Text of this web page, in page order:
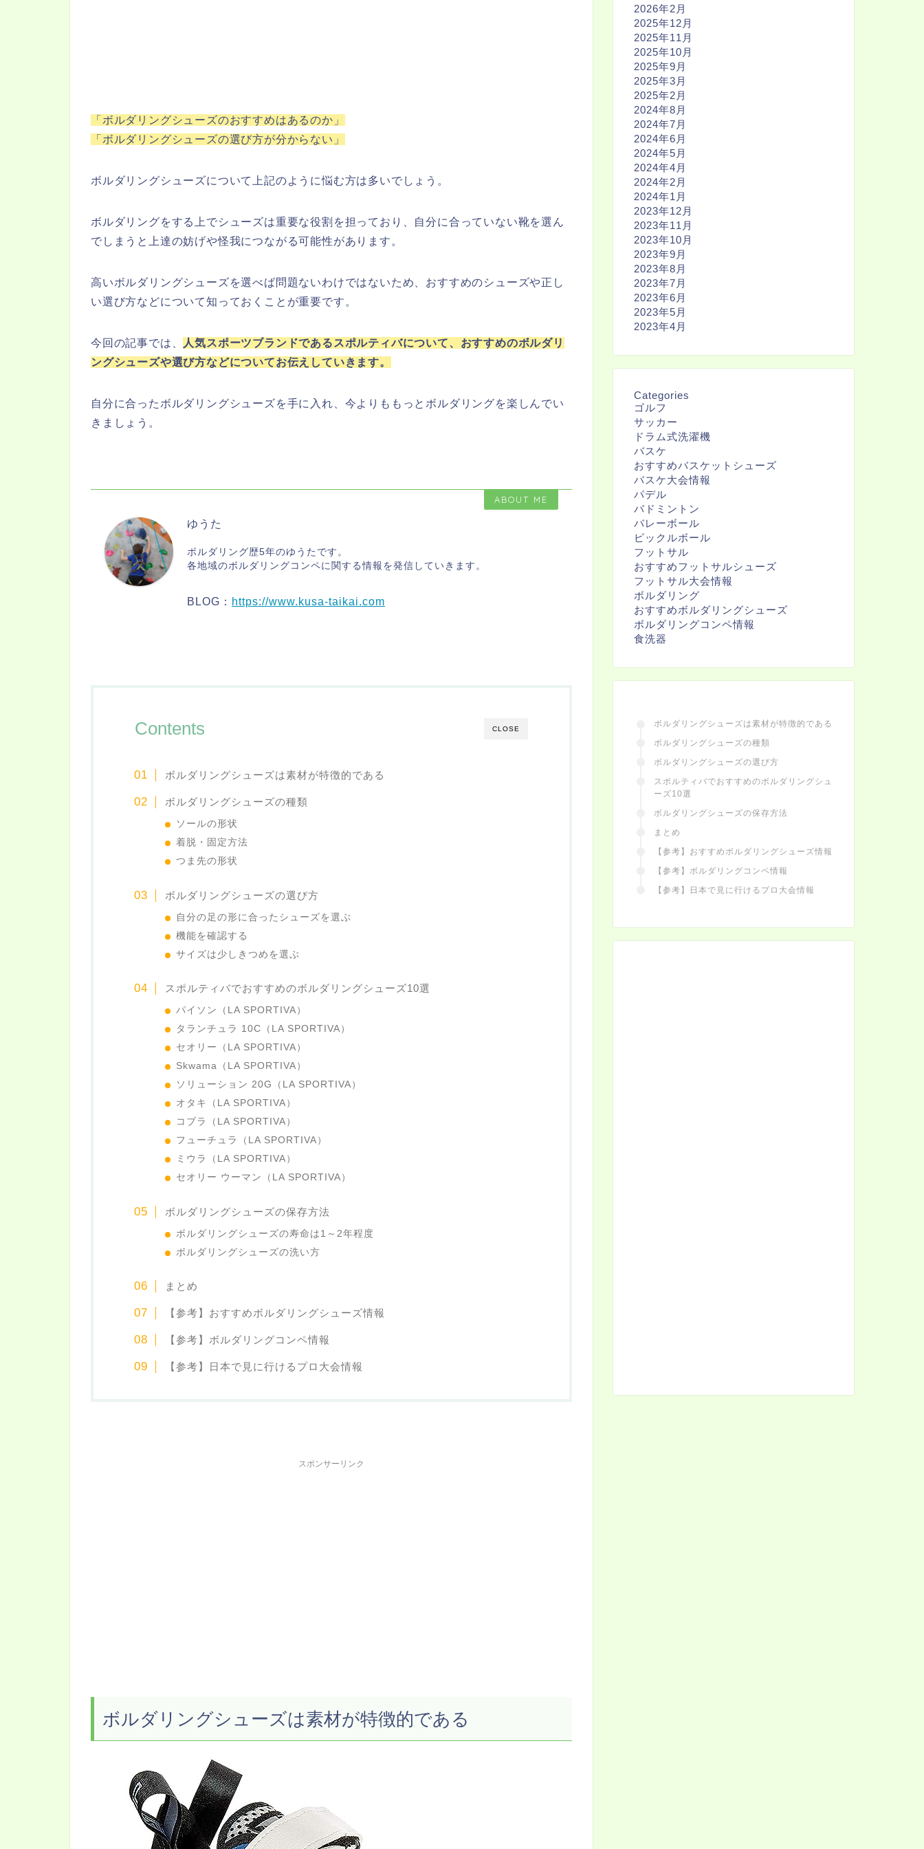
「ボルダリングシューズのおすすめはあるのか」
「ボルダリングシューズの選び方が分からない」
ボルダリングシューズについて上記のように悩む方は多いでしょう。
ボルダリングをする上でシューズは重要な役割を担っており、自分に合っていない靴を選ん
でしまうと上達の妨げや怪我につながる可能性があります。
高いボルダリングシューズを選べば問題ないわけではないため、おすすめのシューズや正し
い選び方などについて知っておくことが重要です。
今回の記事では、 人気スポーツブランドであるスポルティバについて、おすすめのボルダリ
ングシューズや選び方などについてお伝えしていきます。
自分に合ったボルダリングシューズを手に入れ、今よりももっとボルダリングを楽しんでい
きましょう。
ABOUT ME
ゆうた
ボルダリング歴5年のゆうたです。
各地域のボルダリングコンペに関する情報を発信していきます。
BLOG： https://www.kusa-taikai.com
CLOSE
Contents
ボルダリングシューズは素材が特徴的である
ボルダリングシューズの種類
ソールの形状
着脱・固定方法
つま先の形状
ボルダリングシューズの選び方
自分の足の形に合ったシューズを選ぶ
機能を確認する
サイズは少しきつめを選ぶ
スポルティバでおすすめのボルダリングシューズ10選
パイソン（LA SPORTIVA）
タランチュラ 10C（LA SPORTIVA）
セオリー（LA SPORTIVA）
Skwama（LA SPORTIVA）
ソリューション 20G（LA SPORTIVA）
オタキ（LA SPORTIVA）
コブラ（LA SPORTIVA）
フューチュラ（LA SPORTIVA）
ミウラ（LA SPORTIVA）
セオリー ウーマン（LA SPORTIVA）
ボルダリングシューズの保存方法
ボルダリングシューズの寿命は1～2年程度
ボルダリングシューズの洗い方
まとめ
【参考】おすすめボルダリングシューズ情報
【参考】ボルダリングコンペ情報
【参考】日本で見に行けるプロ大会情報
スポンサーリンク
ボルダリングシューズは素材が特徴的である
2026年2月
2025年12月
2025年11月
2025年10月
2025年9月
2025年3月
2025年2月
2024年8月
2024年7月
2024年6月
2024年5月
2024年4月
2024年2月
2024年1月
2023年12月
2023年11月
2023年10月
2023年9月
2023年8月
2023年7月
2023年6月
2023年5月
2023年4月
Categories
ゴルフ
サッカー
ドラム式洗濯機
バスケ
おすすめバスケットシューズ
バスケ大会情報
パデル
バドミントン
バレーボール
ピックルボール
フットサル
おすすめフットサルシューズ
フットサル大会情報
ボルダリング
おすすめボルダリングシューズ
ボルダリングコンペ情報
食洗器
ボルダリングシューズは素材が特徴的である
ボルダリングシューズの種類
ボルダリングシューズの選び方
スポルティバでおすすめのボルダリングシュ
ーズ10選
ボルダリングシューズの保存方法
まとめ
【参考】おすすめボルダリングシューズ情報
【参考】ボルダリングコンペ情報
【参考】日本で見に行けるプロ大会情報